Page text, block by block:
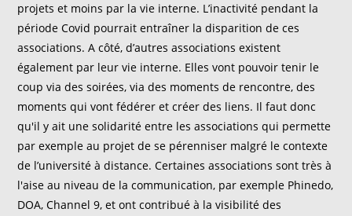
projets et moins par la vie interne. L’inactivité pendant la
période Covid pourrait entraîner la disparition de ces
associations. A côté, d’autres associations existent
également par leur vie interne. Elles vont pouvoir tenir le
coup via des soirées, via des moments de rencontre, des
moments qui vont fédérer et créer des liens. Il faut donc
qu'il y ait une solidarité entre les associations qui permette
par exemple au projet de se pérenniser malgré le contexte
de l’université à distance. Certaines associations sont très à
l'aise au niveau de la communication, par exemple Phinedo,
DOA, Channel 9, et ont contribué à la visibilité des